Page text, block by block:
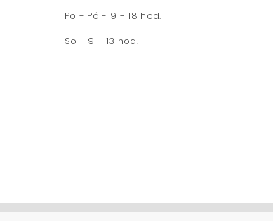
Po - Pá - 9 - 18 hod.
So - 9 - 13 hod.